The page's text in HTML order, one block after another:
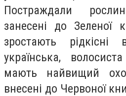
Постраждали
занесені до Зеленої
зростають
українська,
мають найвищий
внесені до Червоної